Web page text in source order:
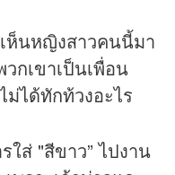
ห็นหญิงสาวคนนี้มา
กเขาเป็นเพื่อน
ได้ทักท้วงอะไร
ส่ "สีขาว” ไปงาน